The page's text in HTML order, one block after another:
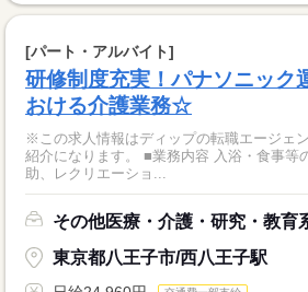
[パート・アルバイト]
研修制度充実！パナソニック
おける介護業務☆
※この求人情報はディップの転職エージェ
紹介になります。 ■業務内容 入浴・食事等
助、レクリエーショ...
その他医療・介護・研究・教育
東京都八王子市/西八王子駅